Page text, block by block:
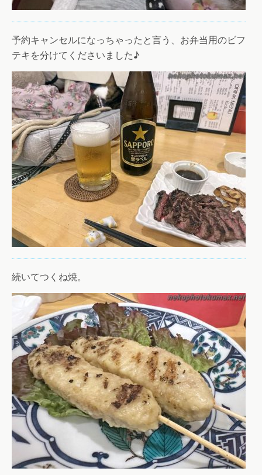
予約キャンセルになっちゃったと言う、お弁当用のビフ
テキを分けてくださいました♪
続いてつくね焼。